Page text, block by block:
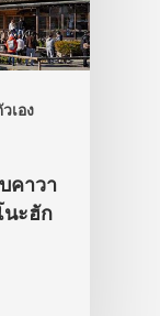
เอง
คาวา
นะฮัก
น่ารู้
ระทับใจ